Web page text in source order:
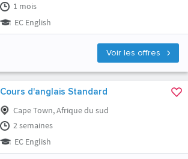
1 mois
EC English
Voir les offres
Cours d'anglais Standard
Cape Town, Afrique du sud
2 semaines
EC English